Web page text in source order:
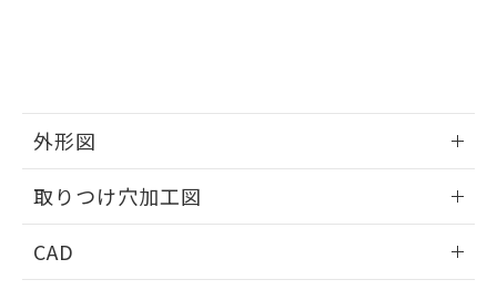
外形図
取りつけ穴加工図
CAD
品・サービスに関するお客様との取
の共同利用に関して"
用者の範囲」に記載されている法人を
EU RoHS指令（10物質）の非含有証明書
51物質の非含有証明書（当社基準）
※本証明書は発行日時点で非含有を証明す